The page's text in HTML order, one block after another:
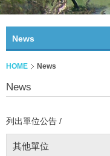
News
HOME News
News
列出單位公告 /
其他單位